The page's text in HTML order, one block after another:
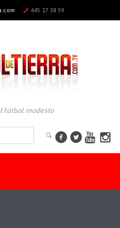
645 17 38 59
fútbol modesto